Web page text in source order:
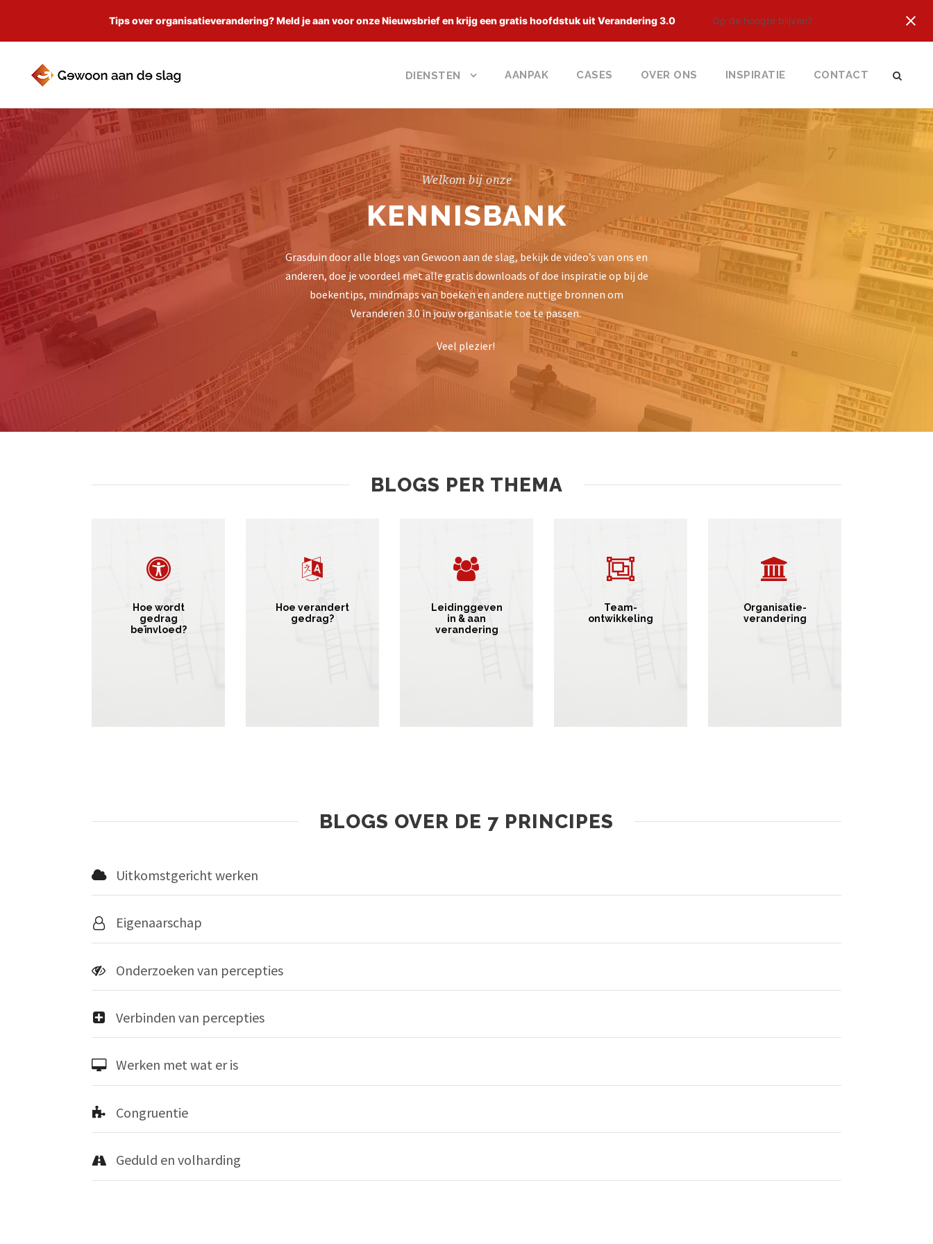
Tips over organisatieverandering? Meld je aan voor onze Nieuwsbrief en krijg een gratis hoofdstuk uit Verandering 3.0 Op de hoogte blijven?
DIENSTEN AANPAK CASES OVER ONS INSPIRATIE CONTACT
Welkom bij onze
KENNISBANK
Grasduin door alle blogs van Gewoon aan de slag, bekijk de video’s van ons en
anderen, doe je voordeel met alle gratis downloads of doe inspiratie op bij de
boekentips, mindmaps van boeken en andere nuttige bronnen om
Veranderen 3.0 in jouw organisatie toe te passen.
Veel plezier!
BLOGS PER THEMA
Hoe wordt
gedrag
beïnvloed?
Hoe verandert
gedrag?
Leidinggeven
in & aan
verandering
Team-
ontwikkeling
Organisatie-
verandering
BLOGS OVER DE 7 PRINCIPES
Uitkomstgericht werken
Eigenaarschap
Onderzoeken van percepties
Verbinden van percepties
Werken met wat er is
Congruentie
Geduld en volharding